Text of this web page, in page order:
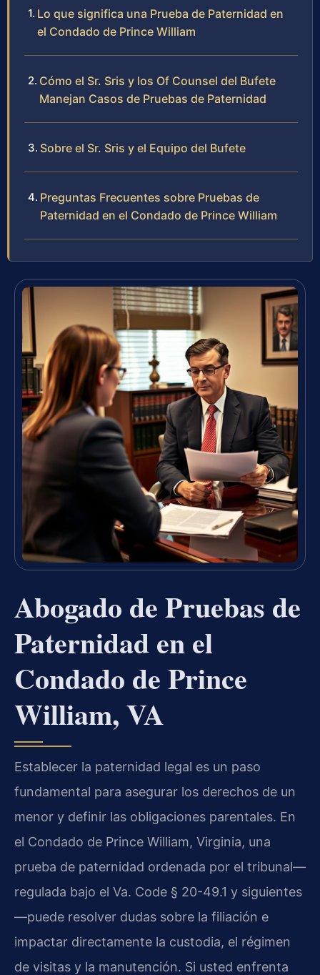
Lo que significa una Prueba de Paternidad en
el Condado de Prince William
Cómo el Sr. Sris y los Of Counsel del Bufete
Manejan Casos de Pruebas de Paternidad
Sobre el Sr. Sris y el Equipo del Bufete
Preguntas Frecuentes sobre Pruebas de
Paternidad en el Condado de Prince William
Abogado de Pruebas de
Paternidad en el
Condado de Prince
William, VA
Establecer la paternidad legal es un paso
fundamental para asegurar los derechos de un
menor y definir las obligaciones parentales. En
el Condado de Prince William, Virginia, una
prueba de paternidad ordenada por el tribunal—
regulada bajo el Va. Code § 20-49.1 y siguientes
—puede resolver dudas sobre la filiación e
impactar directamente la custodia, el régimen
de visitas y la manutención. Si usted enfrenta